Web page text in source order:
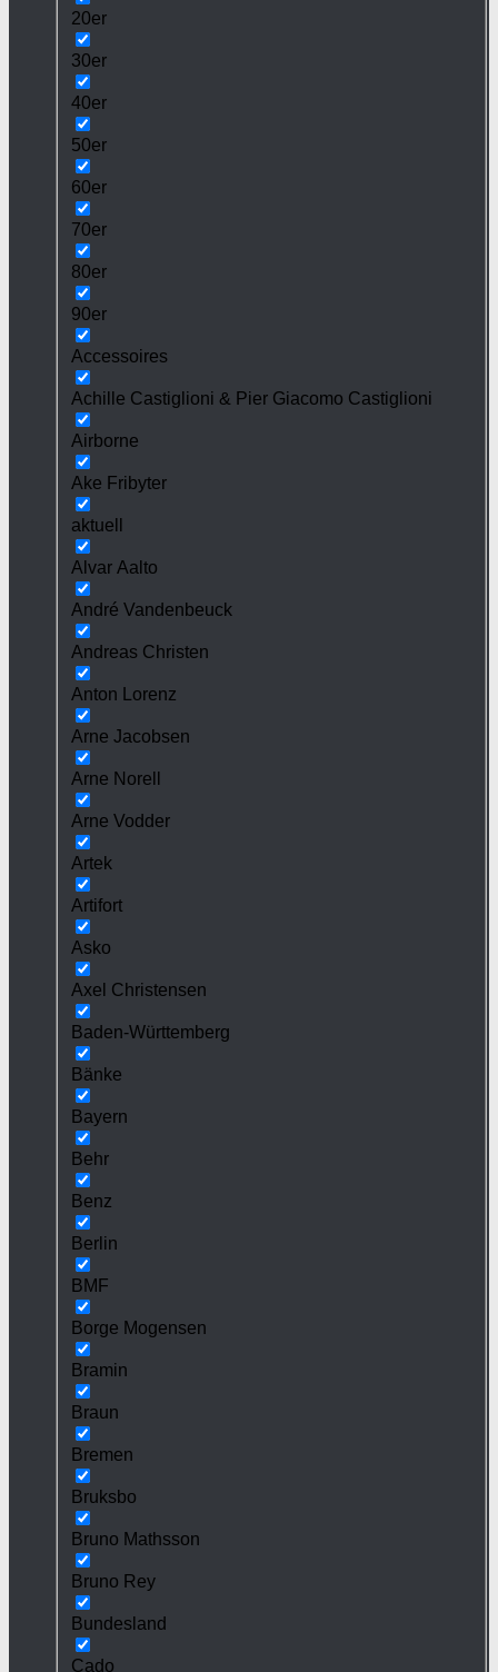
20er
30er
40er
50er
60er
70er
80er
90er
Accessoires
Achille Castiglioni & Pier Giacomo Castiglioni
Airborne
Ake Fribyter
aktuell
Alvar Aalto
André Vandenbeuck
Andreas Christen
Anton Lorenz
Arne Jacobsen
Arne Norell
Arne Vodder
Artek
Artifort
Asko
Axel Christensen
Baden-Württemberg
Bänke
Bayern
Behr
Benz
Berlin
BMF
Borge Mogensen
Bramin
Braun
Bremen
Bruksbo
Bruno Mathsson
Bruno Rey
Bundesland
Cado